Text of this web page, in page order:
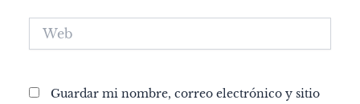
Web
Guardar mi nombre, correo electrónico y sitio